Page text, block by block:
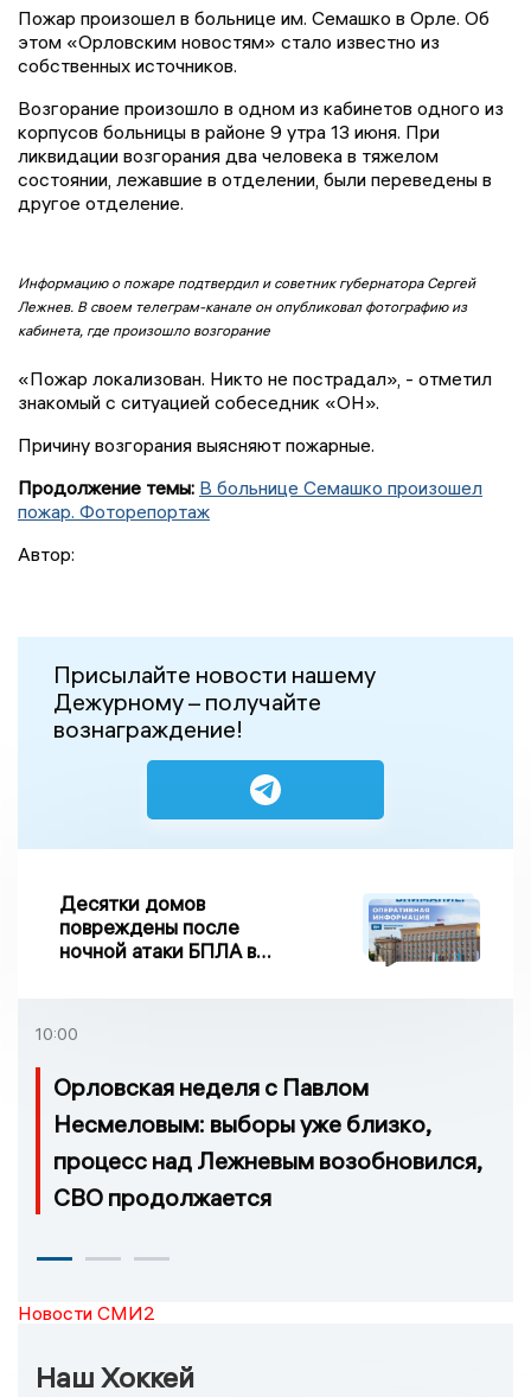
Пожар произошел в больнице им. Семашко в Орле. Об
этом «Орловским новостям» стало известно из
собственных источников.
Возгорание произошло в одном из кабинетов одного из
корпусов больницы в районе 9 утра 13 июня. При
ликвидации возгорания два человека в тяжелом
состоянии, лежавшие в отделении, были переведены в
другое отделение.
Информацию о пожаре подтвердил и советник губернатора Сергей
Лежнев. В своем телеграм-канале он опубликовал фотографию из
кабинета, где произошло возгорание
«Пожар локализован. Никто не пострадал», - отметил
знакомый с ситуацией собеседник «ОН».
Причину возгорания выясняют пожарные.
Продолжение темы: В больнице Семашко произошел
пожар. Фоторепортаж
Автор:
Присылайте новости нашему
Дежурному – получайте
вознаграждение!
Десятки домов
повреждены после
ночной атаки БПЛА в
10:00
Орловская неделя с Павлом
Несмеловым: выборы уже близко,
процесс над Лежневым возобновился,
СВО продолжается
Новости СМИ2
Наш Хоккей